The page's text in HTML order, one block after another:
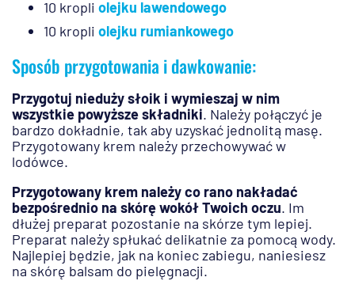
10 kropli olejku lawendowego
10 kropli olejku rumiankowego
Sposób przygotowania i dawkowanie:
Przygotuj nieduży słoik i wymieszaj w nim
wszystkie powyższe składniki. Należy połączyć je
bardzo dokładnie, tak aby uzyskać jednolitą masę.
Przygotowany krem należy przechowywać w
lodówce.
Przygotowany krem należy co rano nakładać
bezpośrednio na skórę wokół Twoich oczu. Im
dłużej preparat pozostanie na skórze tym lepiej.
Preparat należy spłukać delikatnie za pomocą wody.
Najlepiej będzie, jak na koniec zabiegu, naniesiesz
na skórę balsam do pielęgnacji.